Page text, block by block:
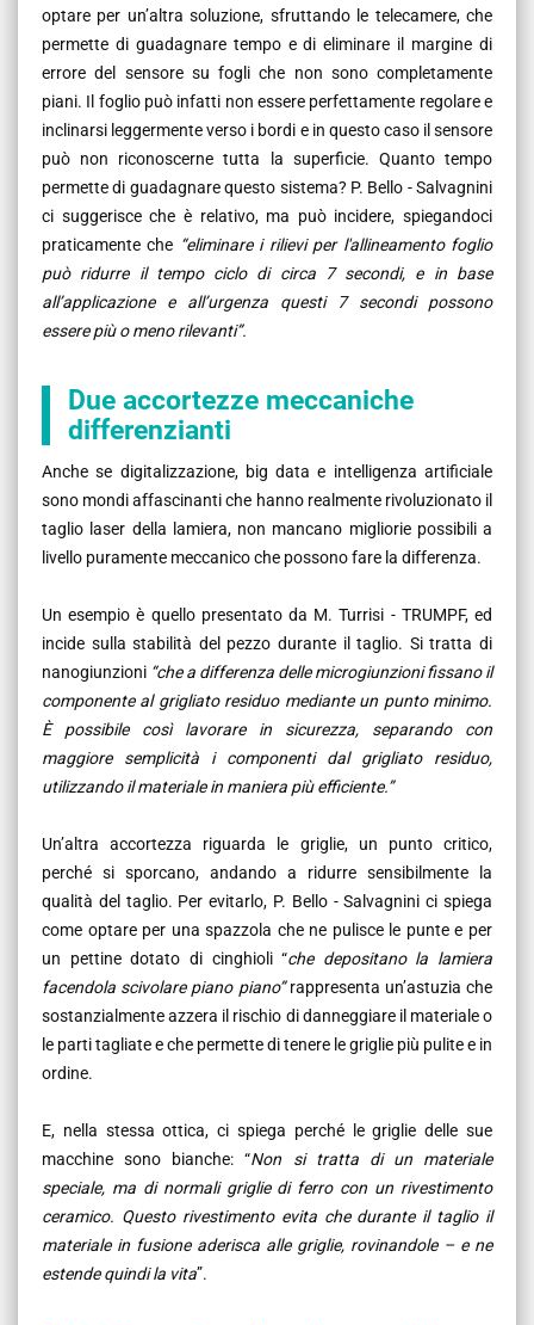
optare per un’altra soluzione, sfruttando le telecamere, che
permette di guadagnare tempo e di eliminare il margine di
errore del sensore su fogli che non sono completamente
piani. Il foglio può infatti non essere perfettamente regolare e
inclinarsi leggermente verso i bordi e in questo caso il sensore
può non riconoscerne tutta la superficie. Quanto tempo
permette di guadagnare questo sistema? P. Bello - Salvagnini
ci suggerisce che è relativo, ma può incidere, spiegandoci
praticamente che “eliminare i rilievi per l'allineamento foglio
può ridurre il tempo ciclo di circa 7 secondi, e in base
all’applicazione e all’urgenza questi 7 secondi possono
essere più o meno rilevanti”.
Due accortezze meccaniche
differenzianti
Anche se digitalizzazione, big data e intelligenza artificiale
sono mondi affascinanti che hanno realmente rivoluzionato il
taglio laser della lamiera, non mancano migliorie possibili a
livello puramente meccanico che possono fare la differenza.
Un esempio è quello presentato da M. Turrisi - TRUMPF, ed
incide sulla stabilità del pezzo durante il taglio. Si tratta di
nanogiunzioni “che a differenza delle microgiunzioni fissano il
componente al grigliato residuo mediante un punto minimo.
È possibile così lavorare in sicurezza, separando con
maggiore semplicità i componenti dal grigliato residuo,
utilizzando il materiale in maniera più efficiente.”
Un’altra accortezza riguarda le griglie, un punto critico,
perché si sporcano, andando a ridurre sensibilmente la
qualità del taglio. Per evitarlo, P. Bello - Salvagnini ci spiega
come optare per una spazzola che ne pulisce le punte e per
un pettine dotato di cinghioli “che depositano la lamiera
facendola scivolare piano piano”rappresenta un’astuzia che
sostanzialmente azzera il rischio di danneggiare il materiale o
le parti tagliate e che permette di tenere le griglie più pulite e in
ordine.
E, nella stessa ottica, ci spiega perché le griglie delle sue
macchine sono bianche: “Non si tratta di un materiale
speciale, ma di normali griglie di ferro con un rivestimento
ceramico. Questo rivestimento evita che durante il taglio il
materiale in fusione aderisca alle griglie, rovinandole – e ne
estende quindi la vita”.